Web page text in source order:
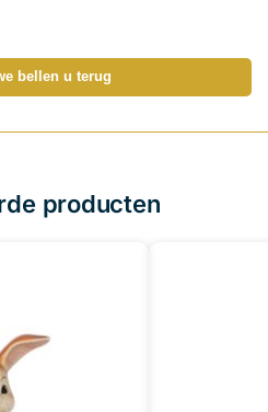
bellen u terug
producten